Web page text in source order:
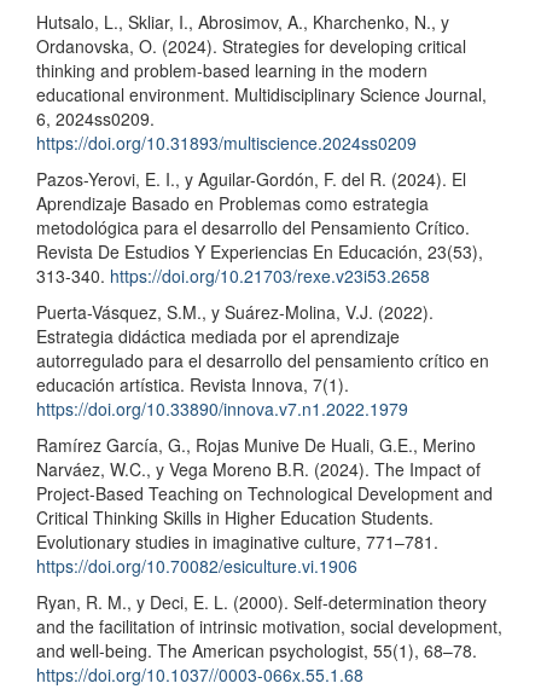
Hutsalo, L., Skliar, I., Abrosimov, A., Kharchenko, N., y
Ordanovska, O. (2024). Strategies for developing critical
thinking and problem-based learning in the modern
educational environment. Multidisciplinary Science Journal,
6, 2024ss0209.
https://doi.org/10.31893/multiscience.2024ss0209
Pazos-Yerovi, E. I., y Aguilar-Gordón, F. del R. (2024). El
Aprendizaje Basado en Problemas como estrategia
metodológica para el desarrollo del Pensamiento Crítico.
Revista De Estudios Y Experiencias En Educación, 23(53),
313-340. https://doi.org/10.21703/rexe.v23i53.2658
Puerta-Vásquez, S.M., y Suárez-Molina, V.J. (2022).
Estrategia didáctica mediada por el aprendizaje
autorregulado para el desarrollo del pensamiento crítico en
educación artística. Revista Innova, 7(1).
https://doi.org/10.33890/innova.v7.n1.2022.1979
Ramírez García, G., Rojas Munive De Huali, G.E., Merino
Narváez, W.C., y Vega Moreno B.R. (2024). The Impact of
Project-Based Teaching on Technological Development and
Critical Thinking Skills in Higher Education Students.
Evolutionary studies in imaginative culture, 771–781.
https://doi.org/10.70082/esiculture.vi.1906
Ryan, R. M., y Deci, E. L. (2000). Self-determination theory
and the facilitation of intrinsic motivation, social development,
and well-being. The American psychologist, 55(1), 68–78.
https://doi.org/10.1037//0003-066x.55.1.68